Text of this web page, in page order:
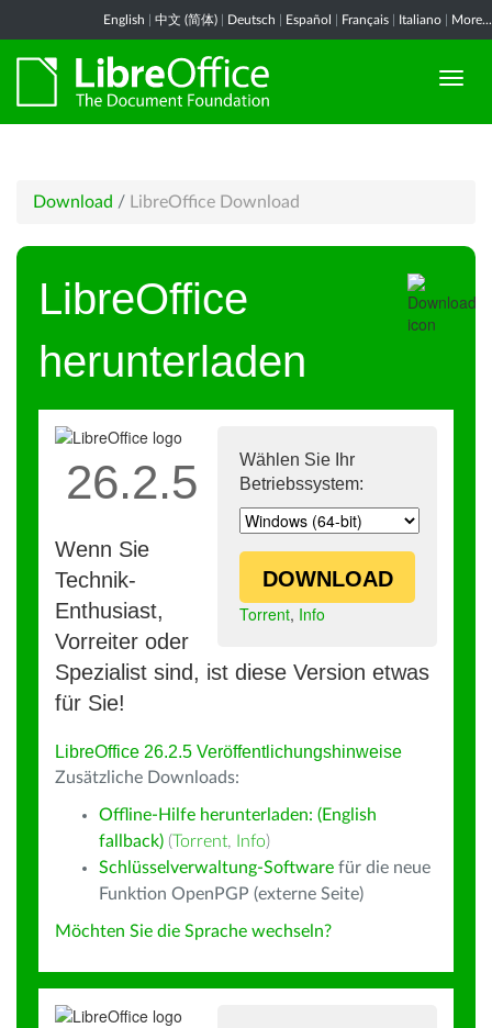
English 中文 (简体) Deutsch Español Français Italiano More...
Download / LibreOffice Download
LibreOffice
herunterladen
Wählen Sie Ihr
Betriebssystem:
DOWNLOAD
Torrent, Info
26.2.5
Wenn Sie
Technik-
Enthusiast,
Vorreiter oder
Spezialist sind, ist diese Version etwas
für Sie!
LibreOffice 26.2.5 Veröffentlichungshinweise
Zusätzliche Downloads:
Offline-Hilfe herunterladen: (English
fallback) (Torrent, Info)
Schlüsselverwaltung-Software für die neue
Funktion OpenPGP (externe Seite)
Möchten Sie die Sprache wechseln?